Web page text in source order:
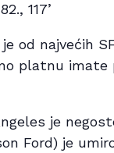
117’
od najvećih
platnu imate
je
Ford) je